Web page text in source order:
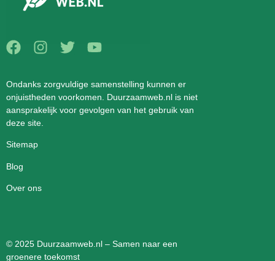
Ondanks zorgvuldige samenstelling kunnen er
onjuistheden voorkomen. Duurzaamweb.nl is niet
aansprakelijk voor gevolgen van het gebruik van
deze site.
Sitemap
Blog
Over ons
© 2025 Duurzaamweb.nl – Samen naar een
groenere toekomst